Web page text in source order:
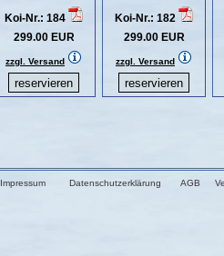
Koi-Nr.: 184
299.00 EUR
zzgl. Versand
Koi-Nr.: 182
299.00 EUR
zzgl. Versand
Impressum Datenschutzerklärung AGB